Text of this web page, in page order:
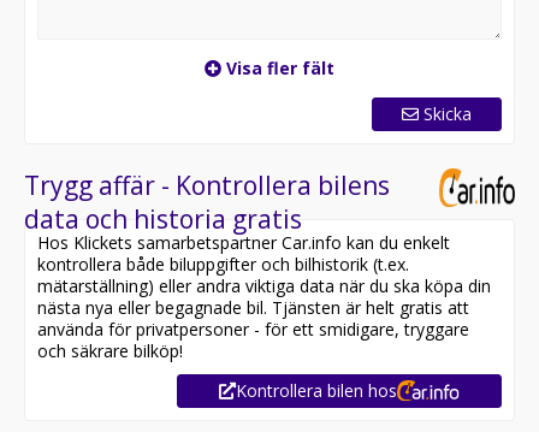
Gör din tryggaste bilaffär med Kamux - Nordens största
handlare för begagnade bilar!
Vi är MRF-anslutna och erbjuder kostnadsfri Carfax-
tilläggstjänster för din nya bil, som finansiering,
försäkring, däck och Kamux Plus, som innebär extra
trygghet för ditt bilägande. Du kan välja att hämta din
nya bil i någon av våra 23 Kamux-butiker runtom i
Sverige eller få den levererad hem till dörren.
Dessutom tar vi gärna din nuvarande bil i inbyte.
Har du frågor eller vill reservera bilen? Du når oss på
telefon under butikens ordinarie öppettider eller
Visa fler fält
Skicka
Trygg affär - Kontrollera bilens
data och historia gratis
Hos Klickets samarbetspartner Car.info kan du enkelt
kontrollera både biluppgifter och bilhistorik (t.ex.
mätarställning) eller andra viktiga data när du ska köpa din
nästa nya eller begagnade bil. Tjänsten är helt gratis att
använda för privatpersoner - för ett smidigare, tryggare
och säkrare bilköp!
Kontrollera bilen hos